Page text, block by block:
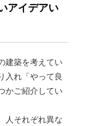
アイデアい
建築を考えてい
入れ「やって良
かご紹介してい
人それぞれ異な